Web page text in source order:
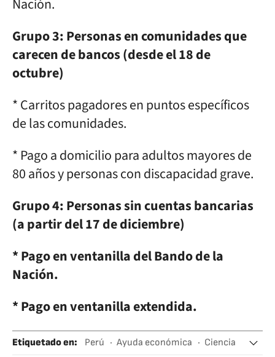
Nación.
Grupo 3: Personas en comunidades que
carecen de bancos (desde el 18 de
octubre)
* Carritos pagadores en puntos específicos
de las comunidades.
* Pago a domicilio para adultos mayores de
80 años y personas con discapacidad grave.
Grupo 4: Personas sin cuentas bancarias
(a partir del 17 de diciembre)
* Pago en ventanilla del Bando de la
Nación.
* Pago en ventanilla extendida.
Etiquetado en: Perú Ayuda económica
Ciencia